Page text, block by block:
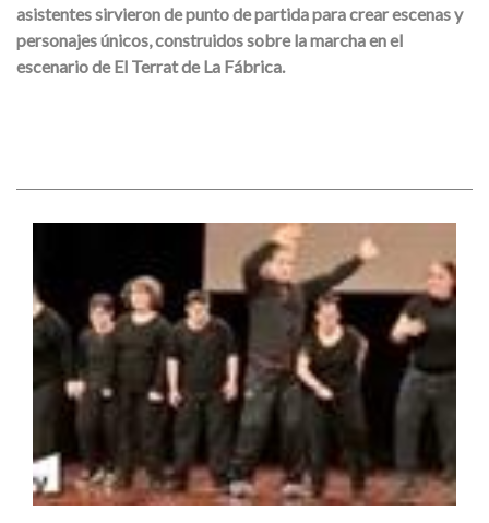
asistentes sirvieron de punto de partida para crear escenas y
personajes únicos, construidos sobre la marcha en el
escenario de El Terrat de La Fábrica.